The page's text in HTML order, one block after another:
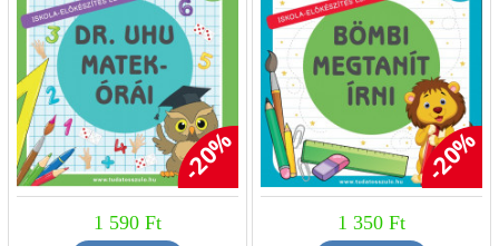
-20%
1 590 Ft
-20%
1 350 Ft